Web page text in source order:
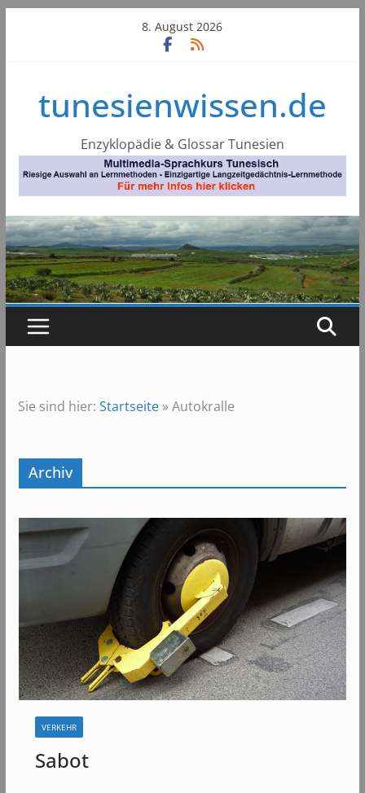
8. August 2026
tunesienwissen.de
Enzyklopädie & Glossar Tunesien
Sie sind hier: Startseite»Autokralle
Archiv
VERKEHR
Sabot